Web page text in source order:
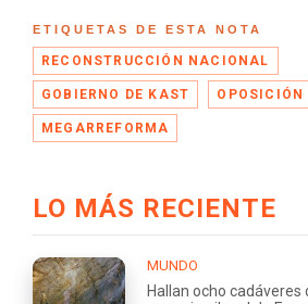
ETIQUETAS DE ESTA NOTA
RECONSTRUCCIÓN NACIONAL
GOBIERNO DE KAST OPOSICIÓN
MEGARREFORMA
LO MÁS RECIENTE
MUNDO
Hallan ocho